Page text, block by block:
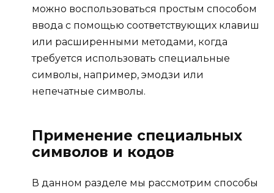
можно воспользоваться простым способом
ввода с помощью соответствующих клавиш
или расширенными методами, когда
требуется использовать специальные
символы, например, эмодзи или
непечатные символы.
Применение специальных
символов и кодов
В данном разделе мы рассмотрим способы